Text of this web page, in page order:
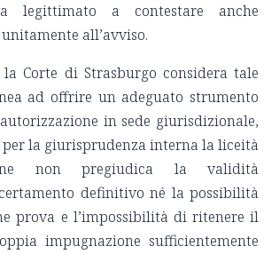
legittimato a contestare anche
all’avviso.
Corte di Strasburgo considera tale
ad offrire un adeguato strumento
in sede giurisdizionale,
la giurisprudenza interna la liceità
non pregiudica la validità
definitivo né la possibilità
prova e l’impossibilità di ritenere il
impugnazione sufficientemente